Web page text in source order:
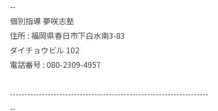
--
個別指導 夢咲志塾
住所 : 福岡県春日市下白水南3-83
ダイチョウビル 102
電話番号 : 080-2309-4957
--------------------------------------------------------------------
--